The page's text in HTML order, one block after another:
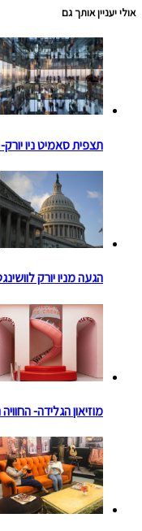
אולי יעניין אותך גם
תצפית סאמיט ניו
הגעה מניו יורק
מוזיאון הגלידה-